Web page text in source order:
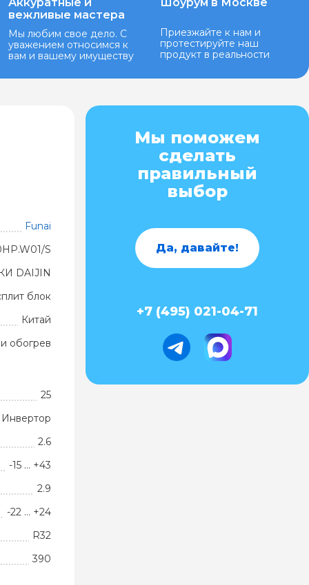
вежливые мастера
Мы любим свое дело. С
уважением относимся к
вам и вашему имуществу
Приезжайте к нам и
протестируйте наш
продукт в реальности
Funai
S
DAIJIN
блок
Китай
обогрев
25
Инвертор
2.6
-15 … +43
2.9
-22 … +24
R32
390
Мы поможем
сделать
правильный
выбор
Да, давайте!
+7 (495) 021-04-71